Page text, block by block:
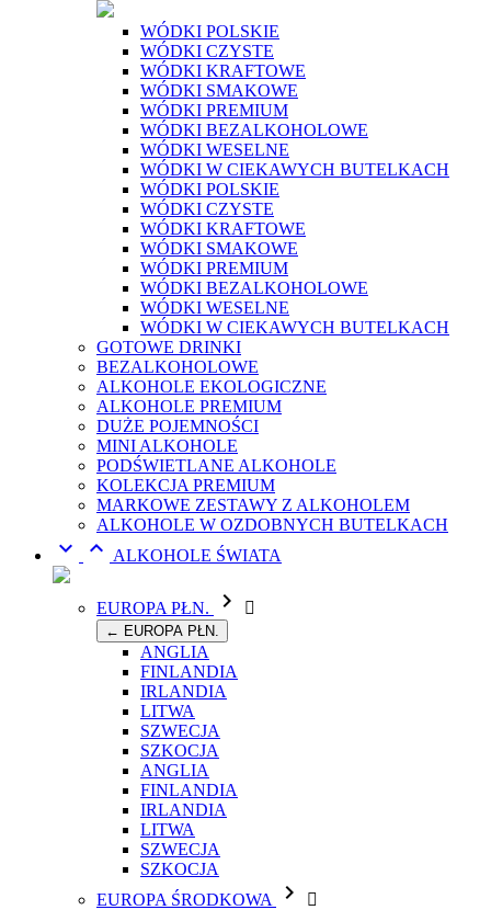
WÓDKI POLSKIE
WÓDKI CZYSTE
WÓDKI KRAFTOWE
WÓDKI SMAKOWE
WÓDKI PREMIUM
WÓDKI BEZALKOHOLOWE
WÓDKI WESELNE
WÓDKI W CIEKAWYCH BUTELKACH
WÓDKI POLSKIE
WÓDKI CZYSTE
WÓDKI KRAFTOWE
WÓDKI SMAKOWE
WÓDKI PREMIUM
WÓDKI BEZALKOHOLOWE
WÓDKI WESELNE
WÓDKI W CIEKAWYCH BUTELKACH
GOTOWE DRINKI
BEZALKOHOLOWE
ALKOHOLE EKOLOGICZNE
ALKOHOLE PREMIUM
DUŻE POJEMNOŚCI
MINI ALKOHOLE
PODŚWIETLANE ALKOHOLE
KOLEKCJA PREMIUM
MARKOWE ZESTAWY Z ALKOHOLEM
ALKOHOLE W OZDOBNYCH BUTELKACH
  ALKOHOLE ŚWIATA
EUROPA PŁN.  
← EUROPA PŁN.
ANGLIA
FINLANDIA
IRLANDIA
LITWA
SZWECJA
SZKOCJA
ANGLIA
FINLANDIA
IRLANDIA
LITWA
SZWECJA
SZKOCJA
EUROPA ŚRODKOWA
 